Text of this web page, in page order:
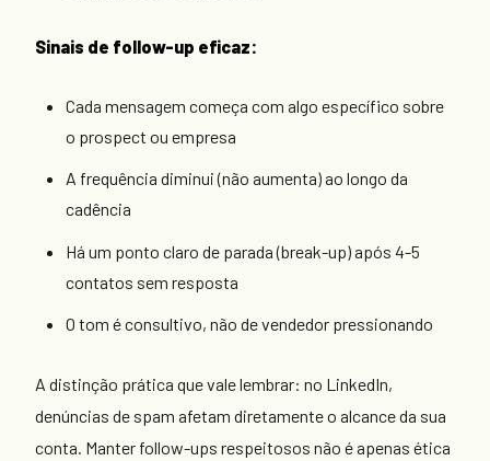
Sinais de follow-up eficaz:
Cada mensagem começa com algo específico sobre
o prospect ou empresa
A frequência diminui (não aumenta) ao longo da
cadência
Há um ponto claro de parada (break-up) após 4-5
contatos sem resposta
O tom é consultivo, não de vendedor pressionando
A distinção prática que vale lembrar: no LinkedIn,
denúncias de spam afetam diretamente o alcance da sua
conta. Manter follow-ups respeitosos não é apenas ética